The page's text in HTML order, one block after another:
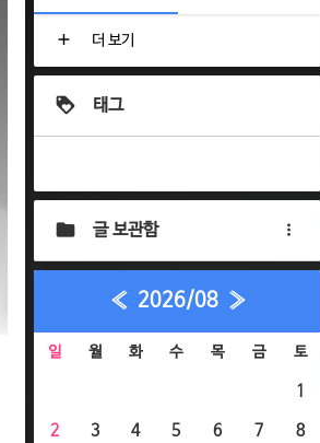
더 보기
태그
글 보관함
« 2026/08 »
일 월 화 수 목 금 토
1
2 3 4 5 6 7 8